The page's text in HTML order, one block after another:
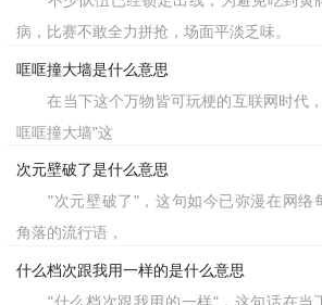
病，比赛不敢全力拼抢，场面平淡乏味。
哐哐撞大墙是什么意思
在当下这个万物皆可玩梗的互联网时代
哐哐撞大墙"这
次元壁破了是什么意思
"次元壁破了"，这句如今已弥漫在网络
角落的流行语，
什么档次跟我用一样的是什么意思